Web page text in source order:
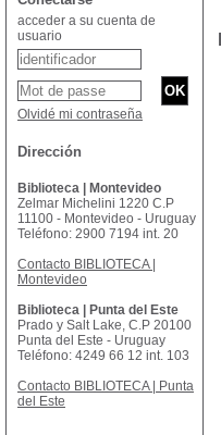
acceder a su cuenta de
usuario
Olvidé mi contraseña
Dirección
Biblioteca | Montevideo
Zelmar Michelini 1220 C.P
11100 - Montevideo - Uruguay
Teléfono: 2900 7194 int. 20
Contacto BIBLIOTECA |
Montevideo
Biblioteca | Punta del Este
Prado y Salt Lake, C.P 20100
Punta del Este - Uruguay
Teléfono: 4249 66 12 int. 103
Contacto BIBLIOTECA | Punta
del Este